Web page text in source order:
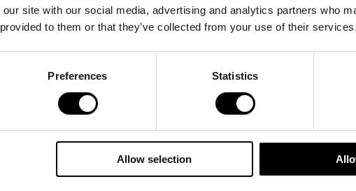
site with our social media, advertising and analytics partners who
to them or that they’ve collected from your use of their services.
Preferences Statistics
Allow selection